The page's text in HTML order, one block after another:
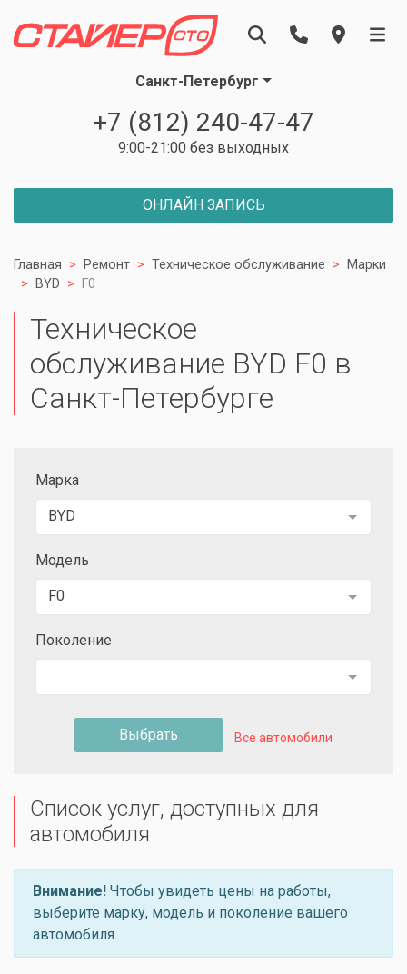
Санкт-Петербург
+7 (812) 240-47-47
9:00-21:00 без выходных
ОНЛАЙН ЗАПИСЬ
Главная Ремонт Техническое обслуживание
Марки
BYD
F0
Техническое
обслуживание BYD F0 в
Санкт-Петербурге
Марка
BYD
Модель
F0
Поколение
Выбрать Все автомобили
Список услуг, доступных для
автомобиля
Внимание! Чтобы увидеть цены на работы,
выберите марку, модель и поколение вашего
автомобиля.